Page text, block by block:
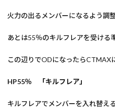
火力の出るメンバーになるよう調
あとは55％のキルフレアを受ける
この辺りでODになったらCTMAX
HP55％ 「キルフレア」
キルフレアでメンバーを入れ替え